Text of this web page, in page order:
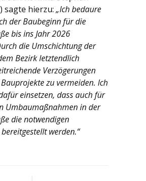
sagte hierzu:„Ich bedaure
der Baubeginn für die
bis ins Jahr 2026
die Umschichtung der
Bezirk letztendlich
Verzögerungen
zu vermeiden. Ich
einsetzen, dass auch für
Umbaumaßnahmen in der
die notwendigen
werden.“